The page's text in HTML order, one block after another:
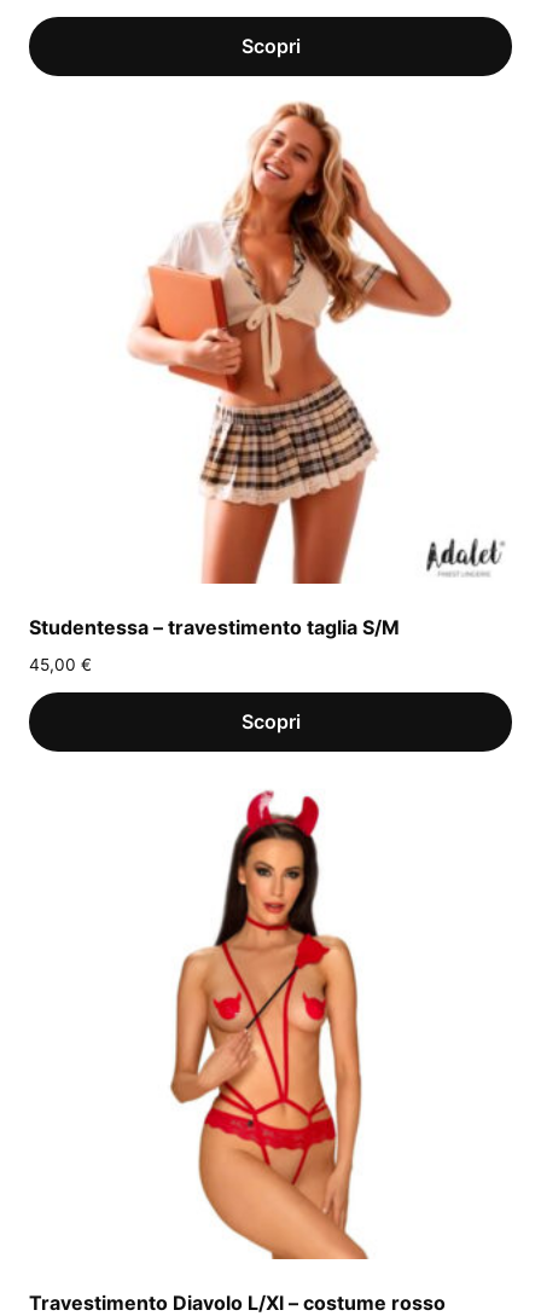
Studentessa – travestimento taglia S/M
45,00 €
Travestimento Diavolo L/Xl – costume rosso